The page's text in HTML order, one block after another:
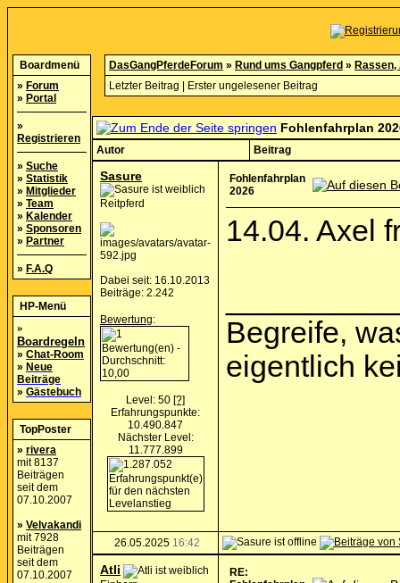
Boardmenü
» Forum
» Portal
»
Registrieren
» Suche
» Statistik
» Mitglieder
» Team
» Kalender
» Sponsoren
» Partner
» F.A.Q
HP-Menü
»
Boardregeln
» Chat-Room
» Neue
Beiträge
» Gästebuch
TopPoster
» rivera
mit 8137
Beiträgen
seit dem
07.10.2007
» Velvakandi
mit 7928
Beiträgen
seit dem
07.10.2007
DasGangPferdeForum » Rund ums Gangpferd » Rassen,
Letzter Beitrag
Erster ungelesener Beitrag
Fohlenfahrplan
Autor Beitrag
Sasure
Reitpferd
Dabei seit: 16.10.2013
Beiträge: 2.242
Bewertung:
Level: 50 [?]
Erfahrungspunkte:
10.490.847
Nächster Level:
11.777.899
Fohlenfahrplan
2026
14.04. Axel
Begreife,
eigentlich
26.05.2025 16:42
Atli
RE: